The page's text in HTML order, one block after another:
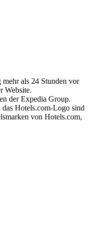
als 24 Stunden vor
Website.
der Expedia Group.
Hotels.com-Logo sind
von Hotels.com,